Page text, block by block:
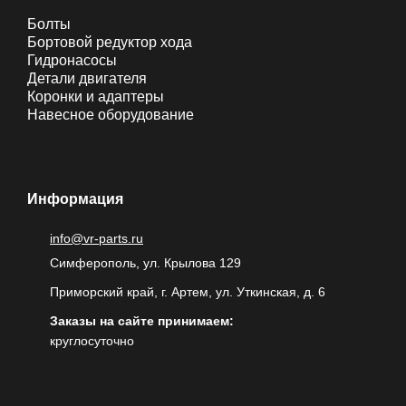
Болты
Бортовой редуктор хода
Гидронасосы
Детали двигателя
Коронки и адаптеры
Навесное оборудование
Информация
info@vr-parts.ru
Симферополь, ул. Крылова 129
Приморский край, г. Артем, ул. Уткинская, д. 6
Заказы на сайте принимаем:
круглосуточно